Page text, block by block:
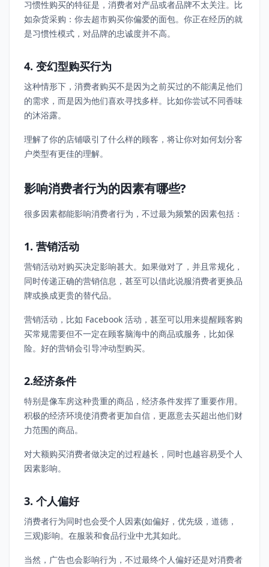
习惯性购买的特征是，消费者对产品或者品牌不太关注。比
如杂货采购：你去超市购买你偏爱的面包。你正在经历的就
是习惯性模式，对品牌的忠诚度并不高。
4. 变幻型购买行为
这种情形下，消费者购买不是因为之前买过的不能满足他们
的需求，而是因为他们喜欢寻找多样。比如你尝试不同香味
的沐浴露。
理解了你的店铺吸引了什么样的顾客，将让你对如何划分客
户类型有更佳的理解。
影响消费者行为的因素有哪些?
很多因素都能影响消费者行为，不过最为频繁的因素包括：
1. 营销活动
营销活动对购买决定影响甚大。如果做对了，并且常规化，
同时传递正确的营销信息，甚至可以借此说服消费者更换品
牌或换成更贵的替代品。
营销活动，比如 Facebook 活动，甚至可以用来提醒顾客购
买常规需要但不一定在顾客脑海中的商品或服务，比如保
险。好的营销会引导冲动型购买。
2.经济条件
特别是像车房这种贵重的商品，经济条件发挥了重要作用。
积极的经济环境使消费者更加自信，更愿意去买超出他们财
力范围的商品。
对大额购买消费者做决定的过程越长，同时也越容易受个人
因素影响。
3. 个人偏好
消费者行为同时也会受个人因素(如偏好，优先级，道德，
三观)影响。在服装和食品行业中尤其如此。
当然，广告也会影响行为，不过最终个人偏好还是对消费者